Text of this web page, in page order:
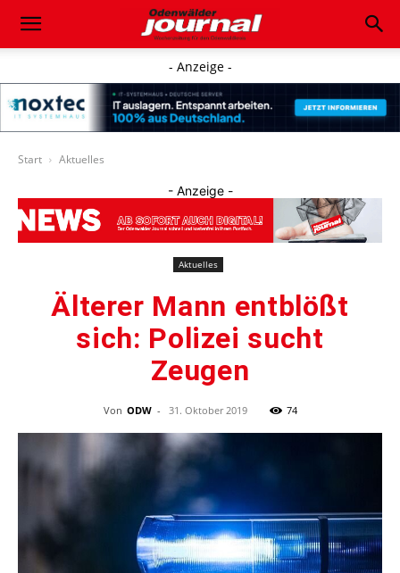
- Anzeige -
Start Aktuelles
- Anzeige -
Aktuelles
Älterer Mann entblößt
sich: Polizei sucht
Zeugen
Von ODW - 31. Oktober 2019 74